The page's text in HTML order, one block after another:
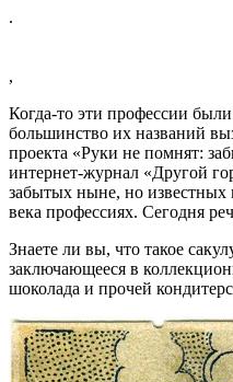
.
,
Когда-то эти профессии были
большинство их названий
проекта «Руки не помнят:
интернет-журнал «Другой
забытых ныне, но
века профессиях. Сегодня
Знаете ли вы, что такое
заключающееся в
шоколада и прочей